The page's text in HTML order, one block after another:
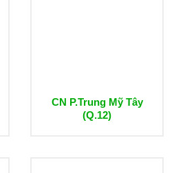
CN P.Trung Mỹ Tây
(Q.12)